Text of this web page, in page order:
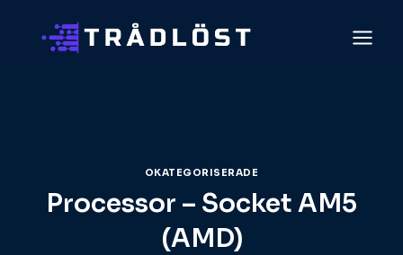
OKATEGORISERADE
Processor – Socket AM5
(AMD)